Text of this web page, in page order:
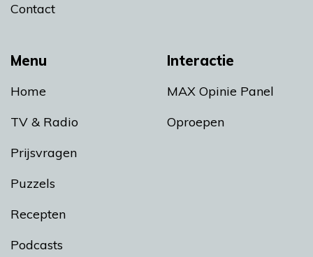
Menu
Home
TV & Radio
Prijsvragen
Puzzels
Recepten
Podcasts
Interactie
MAX Opinie Panel
Oproepen
Contact